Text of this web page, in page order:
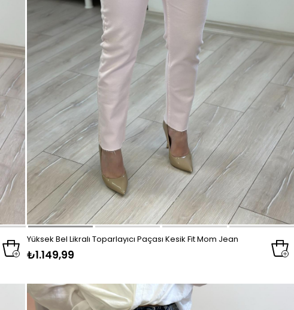
Yüksek Bel Likralı Toparlayıcı Paçası Kesik Fit Mom Jean
PUDRA PEMBE
₺1.149,99